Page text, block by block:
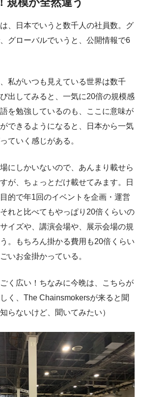
、日本でいうと数千人の社員数。グ
グローバルでいうと、公開情報で6
私がいつも見えている世界は数千
出してみると、一気に20倍の規模感
を勉強しているのも、ここに意味が
できるようになると、日本から一気
ていく感じがある。
にしかいないので、あんまり載せら
が、ちょっとだけ載せてみます。日
的で年1回のイベントを企画・運営
れと比べてもやっぱり20倍くらいの
イズや、講演会場や、展示会場の規
。もちろん掛かる費用も20倍くらい
いお金掛かっている。
く広い！ちなみに今晩は、こちらが
く、The Chainsmokersが来ると聞
らないけど、聞いてみたい）